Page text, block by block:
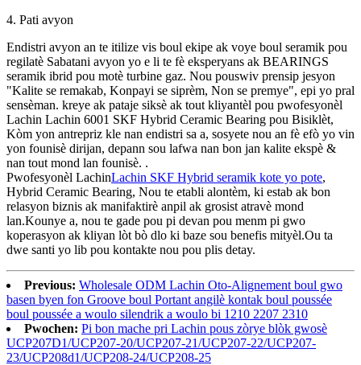
4. Pati avyon
Endistri avyon an te itilize vis boul ekipe ak voye boul seramik pou
regilatè Sabatani avyon yo e li te fè eksperyans ak BEARINGS
seramik ibrid pou motè turbine gaz. Nou pouswiv prensip jesyon
"Kalite se remakab, Konpayi se siprèm, Non se premye", epi yo pral
sensèman. kreye ak pataje siksè ak tout kliyantèl pou pwofesyonèl
Lachin Lachin 6001 SKF Hybrid Ceramic Bearing pou Bisiklèt,
Kòm yon antrepriz kle nan endistri sa a, sosyete nou an fè efò yo vin
yon founisè dirijan, depann sou lafwa nan bon jan kalite ekspè &
nan tout mond lan founisè. .
Pwofesyonèl LachinLachin SKF Hybrid seramik kote yo pote,
Hybrid Ceramic Bearing, Nou te etabli alontèm, ki estab ak bon
relasyon biznis ak manifaktirè anpil ak grosist atravè mond
lan.Kounye a, nou te gade pou pi devan pou menm pi gwo
koperasyon ak kliyan lòt bò dlo ki baze sou benefis mityèl.Ou ta
dwe santi yo lib pou kontakte nou pou plis detay.
Previous: Wholesale ODM Lachin Oto-Alignement boul gwo
basen byen fon Groove boul Portant angilè kontak boul poussée
boul poussée a woulo silendrik a woulo bi 1210 2207 2310
Pwochen: Pi bon mache pri Lachin pous zòrye blòk gwosè
UCP207D1/UCP207-20/UCP207-21/UCP207-22/UCP207-
23/UCP208d1/UCP208-24/UCP208-25